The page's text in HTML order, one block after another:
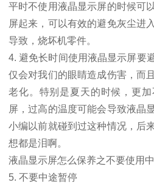
平时不使用液晶显示屏的时候可
屏起来，可以有效的避免灰尘进
导致，烧坏机零件。
4. 避免长时间使用液晶显示屏要
仅会对我们的眼睛造成伤害，而
老化。特别是夏天的时候，更
屏，过高的温度可能会导致液晶
小编以前就碰到过这种情况，后
想都是泪啊。
液晶显示屏怎么保养之不要使用
5. 不要中途暂停